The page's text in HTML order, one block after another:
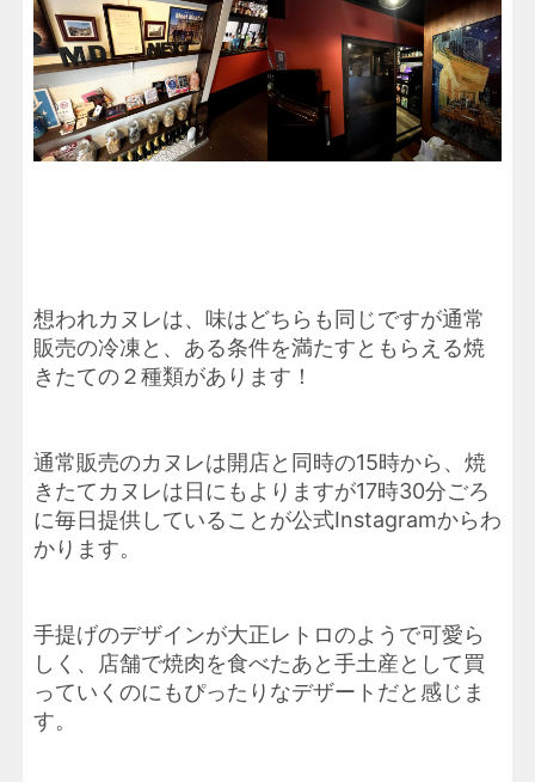
想われカヌレは、味はどちらも同じですが通常
販売の冷凍と、ある条件を満たすともらえる焼
きたての２種類があります！
通常販売のカヌレは開店と同時の15時から、焼
きたてカヌレは日にもよりますが17時30分ごろ
に毎日提供していることが公式Instagramからわ
かります。
手提げのデザインが大正レトロのようで可愛ら
しく、店舗で焼肉を食べたあと手土産として買
っていくのにもぴったりなデザートだと感じま
す。